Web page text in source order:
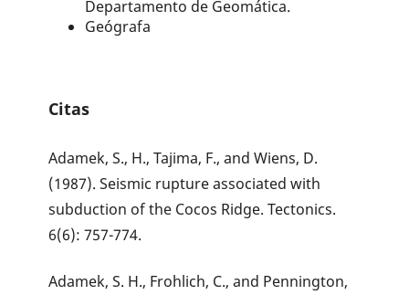
Departamento de Geomática.
Geógrafa
Citas
Adamek, S., H., Tajima, F., and Wiens, D.
(1987). Seismic rupture associated with
subduction of the Cocos Ridge. Tectonics.
6(6): 757-774.
Adamek, S. H., Frohlich, C., and Pennington,